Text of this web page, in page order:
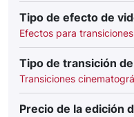
Tipo de efecto de
Efectos para
Tipo de transición
Transiciones
Precio de la edición